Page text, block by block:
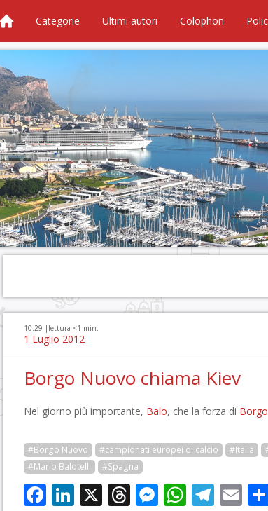
Categorie Ultimi autori Colophon
10:29 | lettura <1 min.
1 Luglio 2012
Borgo Nuovo chiama Kiev
Nel giorno più importante, Balo, che la forza di
#Borgo Nuovo #campionati europei di calcio #Italia
#Mario Balotelli
#Spagna
Facebook
LinkedIn
X Threads